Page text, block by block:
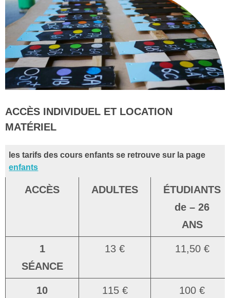
ACCÈS INDIVIDUEL ET LOCATION
MATÉRIEL
les tarifs des cours enfants se retrouve sur la page
enfants
ACCÈS ADULTES
ÉTUDIANTS
de – 26
ANS
1
SÉANCE
13 € 11,50 €
10
115 € 100 €